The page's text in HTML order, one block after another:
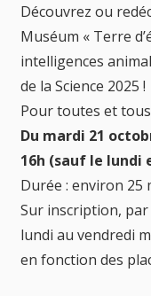
Découvrez ou
Muséum « Terre
intelligences
de la Science 2025 !
Pour toutes et
Du mardi 21
16h (sauf le lundi
Durée : environ 25
Sur inscription, par
lundi au vendredi
en fonction des